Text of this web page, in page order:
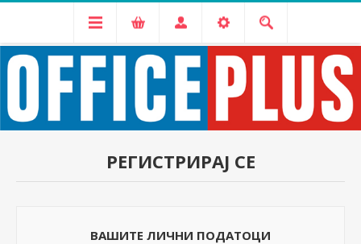
РЕГИСТРИРАЈ СЕ
ВАШИТЕ ЛИЧНИ ПОДАТОЦИ